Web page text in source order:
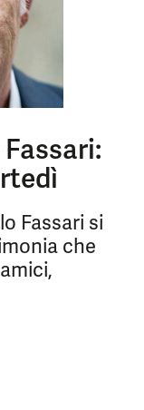
Fassari si
che